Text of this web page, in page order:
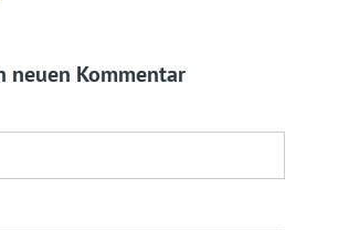
neuen Kommentar